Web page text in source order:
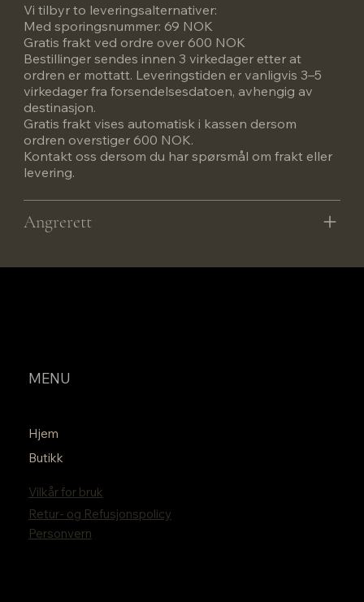
Vi tilbyr to leveringsalternativer:
Med sporingsnummer: 69 NOK
Gratis frakt ved ordre over 600 NOK
Bestillinger sendes innen 3 virkedager etter at
ordren er mottatt. Leveringstiden er vanligvis 3–5
virkedager fra forsendelsesdatoen, avhengig av
destinasjon.
Gratis frakt vises automatisk i kassen dersom
ordren overstiger 600 NOK.
Kontakt oss dersom du har spørsmål om frakt eller
levering.
Angrerett
MENU
Hjem
Butikk
Vilkår for bruk
Retur- og Refusjonspolicy
Personvern